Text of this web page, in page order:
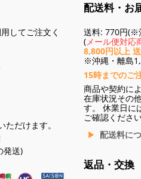
してご注文く
だけます。
発送)
配送料・お
送料: 770円(※
(メール便対応
8,800円以上
※沖縄・離島
15時までのご
商品や契約に
在庫状況その
す。 休業日に
ご確認くださ
配送料に
返品・交換